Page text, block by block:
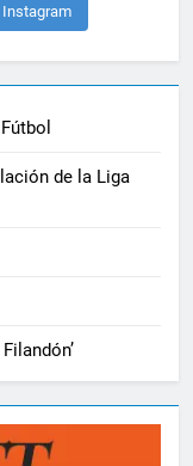
Instagram
de la Liga